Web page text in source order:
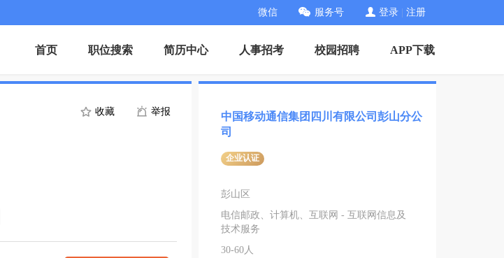
微信 服务号 登录 注册
首页 职位搜索 简历中心 人事招考 校园招聘 APP下载
收藏 举报
中国移动通信集团四川有限公司彭山分公
司
企业认证
彭山区
电信邮政、计算机、互联网 - 互联网信息及
技术服务
30-60人